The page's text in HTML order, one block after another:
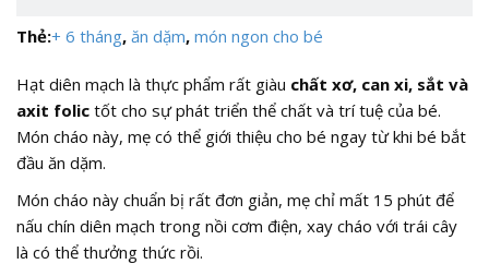
Thẻ:+ 6 tháng, ăn dặm, món ngon cho bé
Hạt diên mạch là thực phẩm rất giàu chất xơ, can xi, sắt và
axit folic tốt cho sự phát triển thể chất và trí tuệ của bé.
Món cháo này, mẹ có thể giới thiệu cho bé ngay từ khi bé bắt
đầu ăn dặm.
Món cháo này chuẩn bị rất đơn giản, mẹ chỉ mất 15 phút để
nấu chín diên mạch trong nồi cơm điện, xay cháo với trái cây
là có thể thưởng thức rồi.